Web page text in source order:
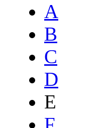
A
B
C
D
E